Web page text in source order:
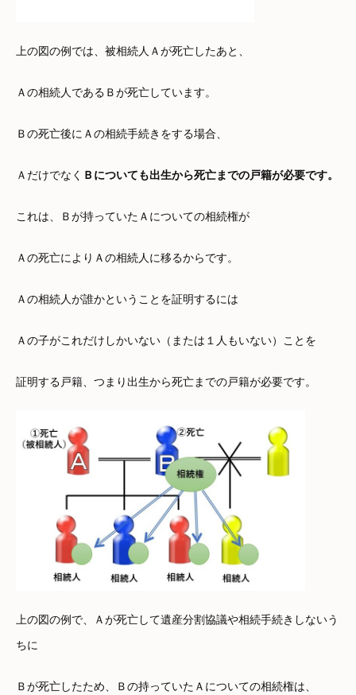
上の図の例では、被相続人Ａが死亡したあと、
Ａの相続人であるＢが死亡しています。
Ｂの死亡後にＡの相続手続きをする場合、
Ａだけでなく Ｂについても出生から死亡までの戸籍が必要です。
これは、Ｂが持っていたＡについての相続権が
Ａの死亡によりＡの相続人に移るからです。
Ａの相続人が誰かということを証明するには
Ａの子がこれだけしかいない（または１人もいない）ことを
証明する戸籍、つまり出生から死亡までの戸籍が必要です。
上の図の例で、Ａが死亡して遺産分割協議や相続手続きしないう
ちに
Ｂが死亡したため、Ｂの持っていたＡについての相続権は、